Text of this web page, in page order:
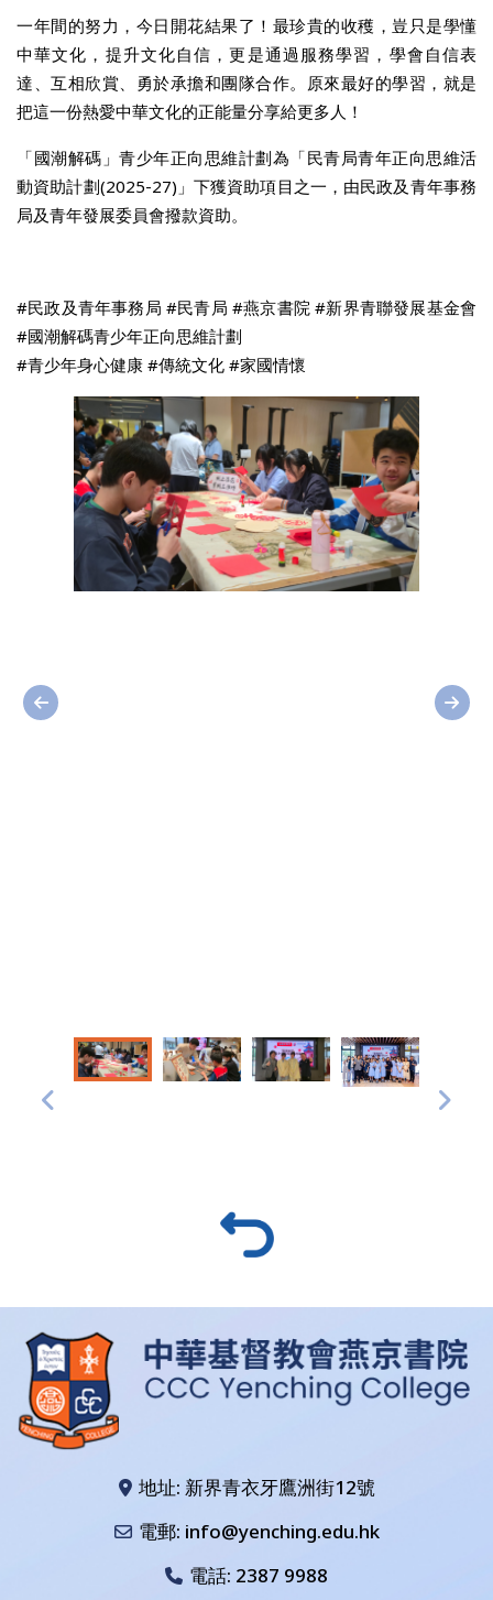
一年間的努力，今日開花結果了！最珍貴的收穫，豈只是學懂
中華文化，提升文化自信，更是通過服務學習，學會自信表
達、互相欣賞、勇於承擔和團隊合作。原來最好的學習，就是
把這一份熱愛中華文化的正能量分享給更多人！
「國潮解碼」青少年正向思維計劃為「民青局青年正向思維活
動資助計劃(2025-27)」下獲資助項目之一，由民政及青年事務
局及青年發展委員會撥款資助。
#民政及青年事務局 #民青局 #燕京書院 #新界青聯發展基金會
#國潮解碼青少年正向思維計劃
#青少年身心健康 #傳統文化 #家國情懷
地址: 新界青衣牙鷹洲街12號
電郵: info@yenching.edu.hk
電話: 2387 9988